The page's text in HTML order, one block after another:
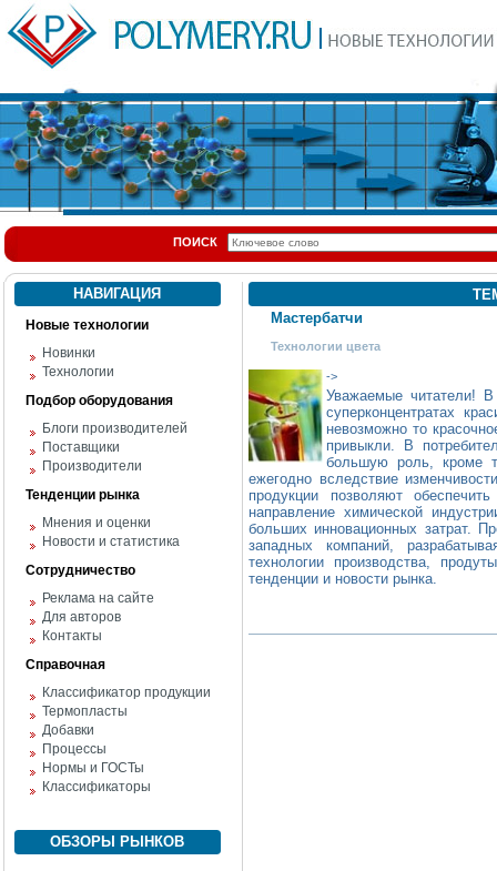
ПОИСК
НАВИГАЦИЯ
Новые технологии
Новинки
Технологии
Подбор оборудования
Блоги производителей
Поставщики
Производители
Тенденции рынка
Мнения и оценки
Новости и статистика
Сотрудничество
Реклама на сайте
Для авторов
Контакты
Справочная
Классификатор продукции
Термопласты
Добавки
Процессы
Нормы и ГОСТы
Классификаторы
ОБЗОРЫ РЫНКОВ
Мастербатчи
Технологии цвета
->
Уважаемые читатели!
суперконцентратах
невозможно то
привыкли. В
большую роль, кроме
ежегодно вследствие
продукции позволяют
направление химической
больших инновационных затрат.
западных компаний,
технологии производства,
тенденции и новости рынка.